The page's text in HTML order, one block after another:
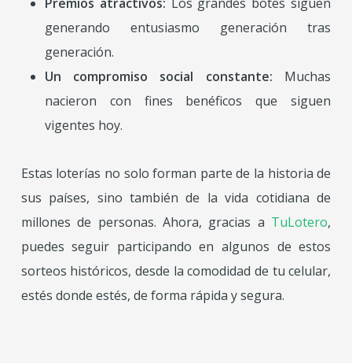
generando entusiasmo generación tras
generación.
Un compromiso social constante: Muchas
nacieron con fines benéficos que siguen
vigentes hoy.
Estas loterías no solo forman parte de la historia de
sus países, sino también de la vida cotidiana de
millones de personas. Ahora, gracias a TuLotero,
puedes seguir participando en algunos de estos
sorteos históricos, desde la comodidad de tu celular,
estés donde estés, de forma rápida y segura.